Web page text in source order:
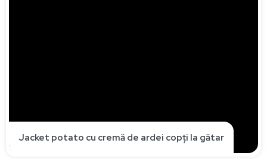
Jacket potato cu cremă de ardei copți la gătar